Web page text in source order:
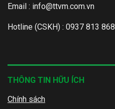
THÔNG TIN HỮU ÍCH
Chính sách
Email : info@ttvm.com.vn
Hotline (CSKH) : 0937 813 868